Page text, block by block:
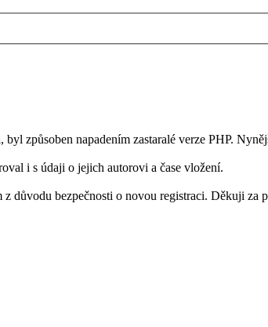
způsoben napadením zastaralé verze PHP.
i s údaji o jejich autorovi a čase vložení.
důvodu bezpečnosti o novou registraci. Děkuji za